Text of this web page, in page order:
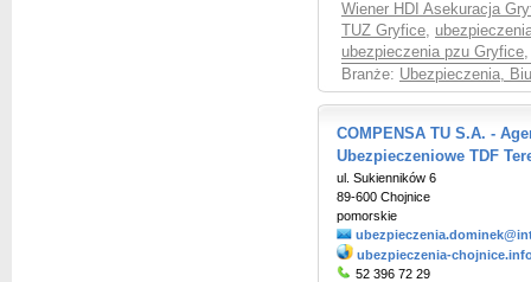
Wiener HDI Asekuracja
TUZ Gryfice,
ubezpieczenia pzu Gryfice,
Branże: Ubezpieczenia,
COMPENSA TU S.A. -
Ubezpieczeniowe TDF
ul. Sukienników 6
89-600 Chojnice
pomorskie
ubezpieczenia-
52 396 72 29